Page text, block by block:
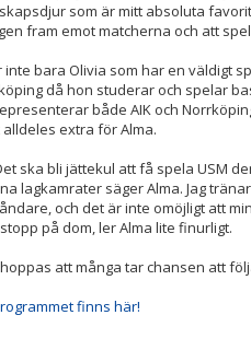
som är mitt absoluta
fram emot matcherna och att
inte bara Olivia som har en väldigt
då hon studerar och spelar
både AIK och
extra för Alma.
ska bli jättekul att få spela USM
lagkamrater säger Alma. Jag
och det är inte omöjligt att
på dom, ler Alma lite finurligt.
att många tar chansen att
finns här!